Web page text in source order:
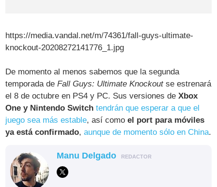
https://media.vandal.net/m/74361/fall-guys-ultimate-
knockout-20208272141776_1.jpg
De momento al menos sabemos que la segunda
temporada deFall Guys: Ultimate Knockoutse estrenará
el 8 de octubre en PS4 y PC. Sus versiones deXbox
One y Nintendo Switch tendrán que esperar a que el
juego sea más estable, así comoel port para móviles
ya está confirmado,aunque de momento sólo en China.
Manu Delgado REDACTOR